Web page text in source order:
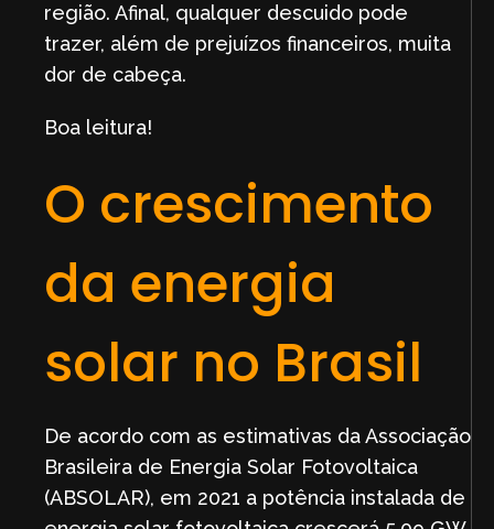
região. Afinal, qualquer descuido pode
trazer, além de prejuízos financeiros, muita
dor de cabeça.
Boa leitura!
O crescimento
da energia
solar no Brasil
De acordo com as estimativas da Associação
Brasileira de Energia Solar Fotovoltaica
(ABSOLAR), em 2021 a potência instalada de